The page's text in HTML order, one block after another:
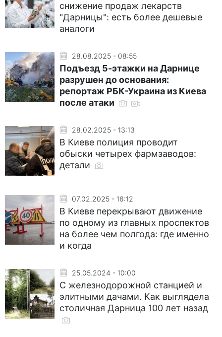
снижение продаж лекарств
"Дарницы": есть более дешевые
аналоги
28.08.2025 - 08:55
Подъезд 5-этажки на Дарнице
разрушен до основания:
репортаж РБК-Украина из Киева
после атаки
28.02.2025 - 13:13
В Киеве полиция проводит
обыски четырех фармзаводов:
детали
07.02.2025 - 16:12
В Киеве перекрывают движение
по одному из главных проспектов
на более чем полгода: где именно
и когда
25.05.2024 - 10:00
С железнодорожной станцией и
элитными дачами. Как выглядела
столичная Дарница 100 лет назад